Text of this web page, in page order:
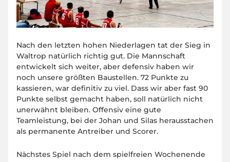
Nach den letzten hohen Niederlagen tat der Sieg in
Waltrop natürlich richtig gut. Die Mannschaft
entwickelt sich weiter, aber defensiv haben wir
noch unsere größten Baustellen. 72 Punkte zu
kassieren, war definitiv zu viel. Dass wir aber fast 90
Punkte selbst gemacht haben, soll natürlich nicht
unerwähnt bleiben. Offensiv eine gute
Teamleistung, bei der Johan und Silas herausstachen
als permanente Antreiber und Scorer.
Nächstes Spiel nach dem spielfreien Wochenende